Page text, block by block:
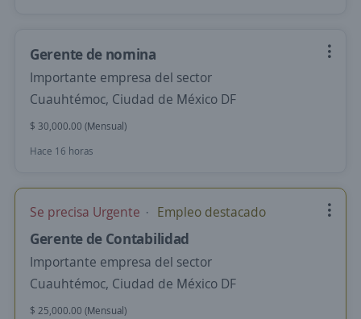
Gerente de nomina
Importante empresa del sector
Cuauhtémoc, Ciudad de México DF
$ 30,000.00 (Mensual)
Hace 16 horas
Se precisa Urgente Empleo destacado
Gerente de Contabilidad
Importante empresa del sector
Cuauhtémoc, Ciudad de México DF
$ 25,000.00 (Mensual)